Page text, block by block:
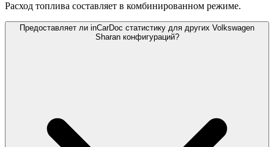
Расход топлива составляет в комбинированном режиме.
Предоставляет ли inCarDoc статистику для других Volkswagen
Sharan конфигураций?